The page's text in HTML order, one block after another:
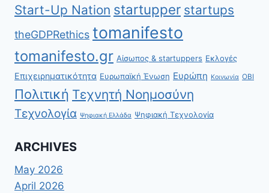
Start-Up Nation startupper startups
theGDPRethics tomanifesto
tomanifesto.gr Αίσωπος & startuppers Εκλογές
Επιχειρηματικότητα Ευρωπαϊκή Ένωση Ευρώπη Κοινωνία ΟΒΙ
Πολιτική Τεχνητή Νοημοσύνη
Τεχνολογία Ψηφιακή Ελλάδα Ψηφιακή Τεχνολογία
ARCHIVES
May 2026
April 2026